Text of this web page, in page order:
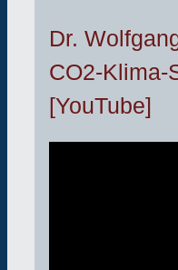
Dr.
CO2-Klima-
[YouTube]